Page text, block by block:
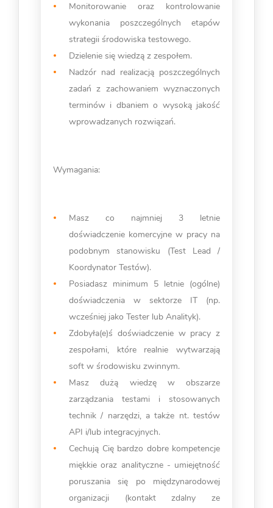
Monitorowanie oraz kontrolowanie
wykonania poszczególnych etapów
strategii środowiska testowego.
Dzielenie się wiedzą z zespołem.
Nadzór nad realizacją poszczególnych
zadań z zachowaniem wyznaczonych
terminów i dbaniem o wysoką jakość
wprowadzanych rozwiązań.
Wymagania:
Masz co najmniej 3 letnie
doświadczenie komercyjne w pracy na
podobnym stanowisku (Test Lead /
Koordynator Testów).
Posiadasz minimum 5 letnie (ogólne)
doświadczenia w sektorze IT (np.
wcześniej jako Tester lub Analityk).
Zdobyła(e)ś doświadczenie w pracy z
zespołami, które realnie wytwarzają
soft w środowisku zwinnym.
Masz dużą wiedzę w obszarze
zarządzania testami i stosowanych
technik / narzędzi, a także nt. testów
API i/lub integracyjnych.
Cechują Cię bardzo dobre kompetencje
miękkie oraz analityczne - umiejętność
poruszania się po międzynarodowej
organizacji (kontakt zdalny ze